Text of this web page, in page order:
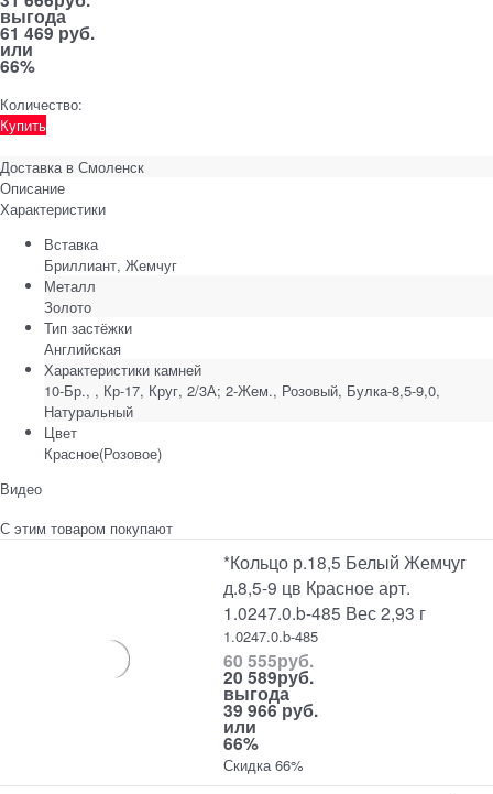
выгода
61 469 руб.
или
66%
Количество:
Купить
Доставка в Смоленск
Описание
Характеристики
Вставка
Бриллиант, Жемчуг
Металл
Золото
Тип застёжки
Английская
Характеристики камней
10-Бр., , Кр-17, Круг, 2/3А; 2-Жем., Розовый, Булка-8,5-9,0,
Натуральный
Цвет
Красное(Розовое)
Видео
С этим товаром покупают
*Кольцо р.18,5 Белый Жемчуг
д.8,5-9 цв Красное арт.
1.0247.0.b-485 Вес 2,93 г
1.0247.0.b-485
60 555руб.
20 589руб.
выгода
39 966 руб.
или
66%
Скидка 66%